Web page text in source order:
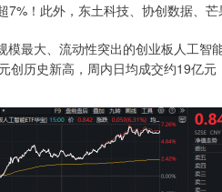
！此外，东土科技、协创数据、
最大、流动性突出的创业板人工智
创历史新高，周内日均成交约19亿